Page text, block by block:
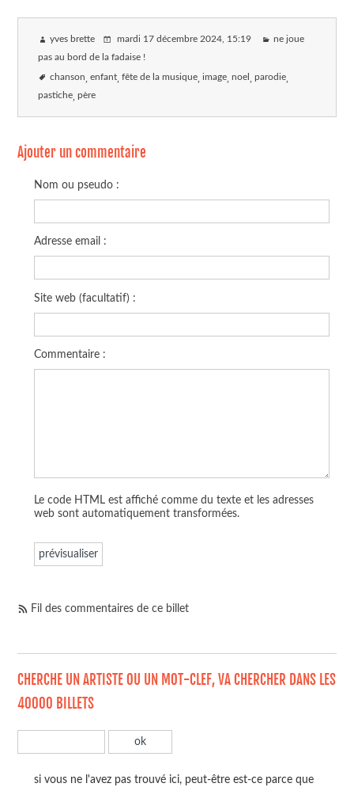
yves brette mardi 17 décembre 2024, 15:19 ne joue
pas au bord de la fadaise !
chanson enfant fête de la musique image noel parodie
pastiche père
Ajouter un commentaire
Nom ou pseudo :
Adresse email :
Site web (facultatif) :
Commentaire :
Le code HTML est affiché comme du texte et les adresses
web sont automatiquement transformées.
Fil des commentaires de ce billet
CHERCHE UN ARTISTE OU UN MOT-CLEF, VA CHERCHER DANS LES
40000 BILLETS
si vous ne l'avez pas trouvé ici, peut-être est-ce parce que